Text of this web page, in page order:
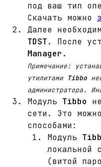
под ваш тип
Скачать можно
Далее
TDST. После
Manager .
Примечание:
утилитами Tibbo
администратора.
Модуль Tibbo
сети. Это
способами:
Модуль
локальной
(витой